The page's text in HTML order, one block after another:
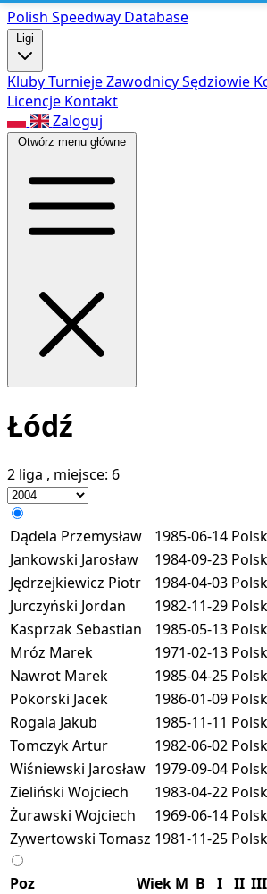
Polish Speedway Database
Ligi
KlubyTurniejeZawodnicySędziowie
Licencje Kontakt
Zaloguj
Otwórz menu główne
Łódź
2 liga , miejsce: 6
Dądela Przemysław 1985-06-14
Jankowski Jarosław
1984-09-23
Jędrzejkiewicz Piotr
1984-04-03
Jurczyński Jordan
1982-11-29
Kasprzak Sebastian
1985-05-13
Mróz Marek
1971-02-13
Nawrot Marek
1985-04-25
Pokorski Jacek
1986-01-09
Rogala Jakub
1985-11-11
Tomczyk Artur
1982-06-02
Wiśniewski Jarosław 1979-09-04
Zieliński Wojciech
1983-04-22
Żurawski Wojciech
1969-06-14
Zywertowski Tomasz 1981-11-25
Poz Wiek M B I II III